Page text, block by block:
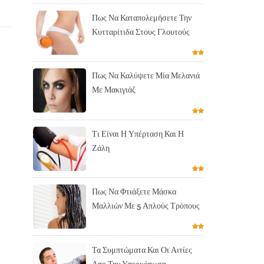
Πως Να Καταπολεμήσετε Την
Κυτταρίτιδα Στους Γλουτούς
Πως Να Καλύψετε Μία Μελανιά
Με Μακιγιάζ
Τι Είναι Η Υπέρταση Και Η
Ζάλη
Πως Να Φτιάξετε Μάσκα
Μαλλιών Με 5 Απλούς Τρόπους
Τα Συμπτώματα Και Οι Αιτίες